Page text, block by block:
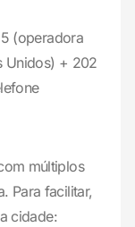
(operadora
Unidos) + 202
múltiplos
Para facilitar,
cidade: